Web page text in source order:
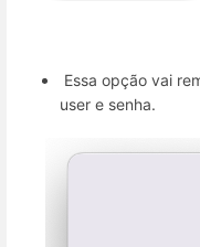
Essa opção vai
user e senha.